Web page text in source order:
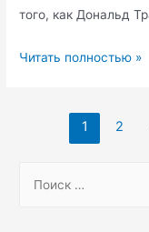
того, как Дональд
Европейские
ЧВК
Читать полностью »
1 2